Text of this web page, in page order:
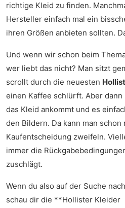
richtige Kleid zu finden.
Hersteller einfach mal ein
ihren Größen anbieten sollten.
Und wenn wir schon beim
wer liebt das nicht? Man sitzt
scrollt durch die neuesten
einen Kaffee schlürft. Aber
das Kleid ankommt und es
den Bildern. Da kann man schon
Kaufentscheidung zweifeln.
immer die
zuschlägt.
Wenn du also auf der Suche
schau dir die **Hollister Kleider